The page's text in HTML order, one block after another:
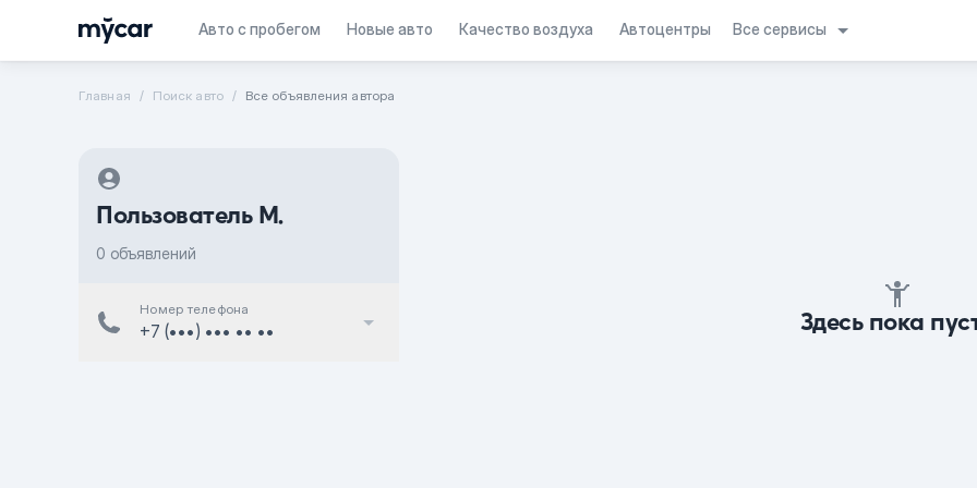
Авто с пробегом Новые авто Качество воздуха Автоцентры Все сервисы
Главная Поиск авто Все объявления автора
Пользователь M.
0 объявлений
Номер телефона
+7 (•••) ••• •• •• Здесь пока